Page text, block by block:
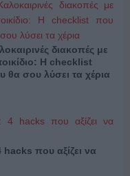
διακοπές με
Η checklist
θα σου λύσει τα χέρια
που αξίζει να